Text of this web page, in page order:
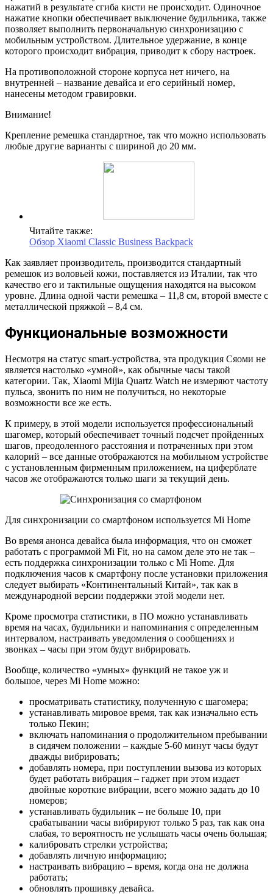
нажатий в результате сгиба кисти не происходит. Одиночное
нажатие кнопки обеспечивает выключение будильника, также
позволяет выполнить первоначальную синхронизацию с
мобильным устройством. Длительное удержание, в конце
которого происходит вибрация, приводит к сбору настроек.
На противоположной стороне корпуса нет ничего, на
внутренней – название девайса и его серийный номер,
нанесены методом гравировки.
Внимание!
Крепление ремешка стандартное, так что можно использовать
любые другие варианты с шириной до 20 мм.
Читайте также:
Обзор Xiaomi Classic Business Backpack
Как заявляет производитель, производится стандартный
ремешок из воловьей кожи, поставляется из Италии, так что
качество его и тактильные ощущения находятся на высоком
уровне. Длина одной части ремешка – 11,8 см, второй вместе с
металлической пряжкой – 8,4 см.
Функциональные возможности
Несмотря на статус smart-устройства, эта продукция Сяоми не
является настолько «умной», как обычные часы такой
категории. Так, Xiaomi Mijia Quartz Watch не измеряют частоту
пульса, звонить по ним не получиться, но некоторые
возможности все же есть.
К примеру, в этой модели используется профессиональный
шагомер, который обеспечивает точный подсчет пройденных
шагов, преодоленного расстояния и потраченных при этом
калорий – все данные отображаются на мобильном устройстве
с установленным фирменным приложением, на циферблате
часов же отображаются только шаги за текущий день.
Для синхронизации со смартфоном используется Mi Home
Во время анонса девайса была информация, что он сможет
работать с программой Mi Fit, но на самом деле это не так –
есть поддержка синхронизации только с Mi Home. Для
подключения часов к смартфону после установки приложения
следует выбирать «Континентальный Китай», так как в
международной версии поддержки этой модели нет.
Кроме просмотра статистики, в ПО можно устанавливать
время на часах, будильники и напоминания с определенным
интервалом, настраивать уведомления о сообщениях и
звонках – часы при этом будут вибрировать.
Вообще, количество «умных» функций не такое уж и
большое, через Mi Home можно:
просматривать статистику, полученную с шагомера;
устанавливать мировое время, так как изначально есть
только Пекин;
включать напоминания о продолжительном пребывании
в сидячем положении – каждые 5-60 минут часы будут
дважды вибрировать;
добавлять номера, при поступлении вызова из которых
будет работать вибрация – гаджет при этом издает
двойные короткие вибрации, всего можно задать до 10
номеров;
устанавливать будильник – не больше 10, при
срабатывании часы вибрируют только 5 раз, так как она
слабая, то вероятность не услышать часы очень большая;
калибровать стрелки устройства;
добавлять личную информацию;
настраивать вибрацию – время, когда она не должна
работать;
обновлять прошивку девайса.